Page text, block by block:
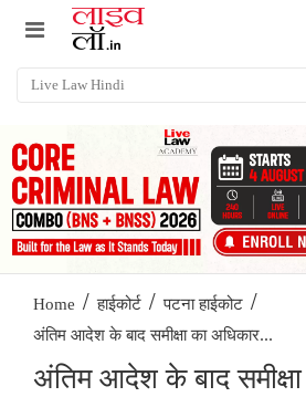
Home / हाईकोर्ट / पटना हाईकोट /
अंतिम आदेश के बाद समीक्षा का अधिकार...
अंतिम आदेश के बाद